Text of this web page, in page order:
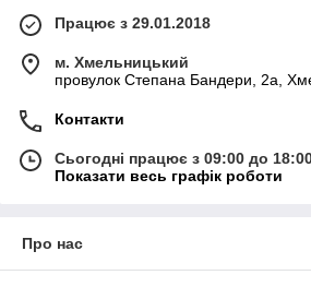
Працює з 29.01.2018
м. Хмельницький
провулок Степана Бандери, 2a,
Контакти
Сьогодні працює з 09:00 до
Показати весь графік роботи
Про нас